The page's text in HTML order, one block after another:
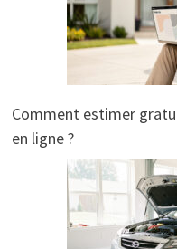
Comment estimer
en ligne ?